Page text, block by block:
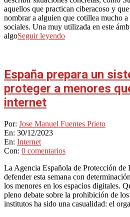
aquellos que practican ciberacoso y
nombrar a alguien que cotillea mucho a
sociales. Una muy utilizada en este
algoSeguir leyendo
España prepara un
proteger a menores
internet
2023-
12-
30
Por: Jose Manuel Fuentes Prieto
En: 30/12/2023
En: Internet
Con: 0 comentarios
La Agencia Española de Protección
defender esta semana con
los menores en los espacios digitales.
pleno debate sobre la prohibición de
institutos ha sido una casualidad: el